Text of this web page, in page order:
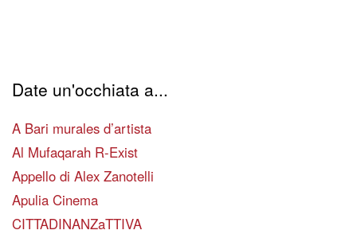
Date un'occhiata a...
A Bari murales d’artista
Al Mufaqarah R-Exist
Appello di Alex Zanotelli
Apulia Cinema
CITTADINANZaTTIVA